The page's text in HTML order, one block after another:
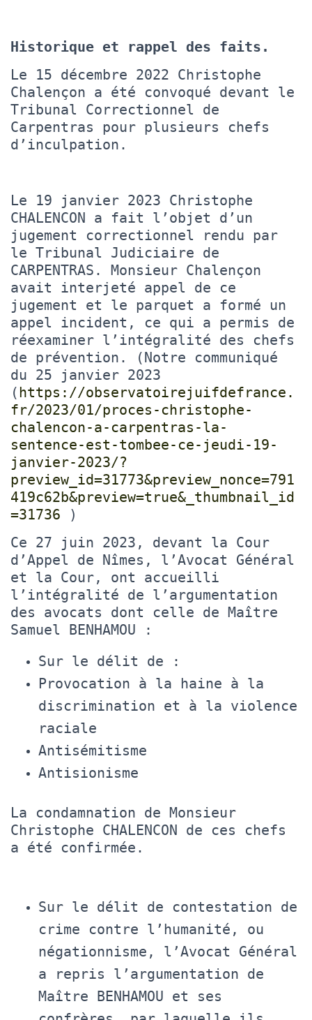
Historique et rappel des faits.
Le 15 décembre 2022 Christophe
Chalençon a été convoqué devant le
Tribunal Correctionnel de
Carpentras pour plusieurs chefs
d’inculpation.
Le 19 janvier 2023 Christophe
CHALENCON a fait l’objet d’un
jugement correctionnel rendu par
le Tribunal Judiciaire de
CARPENTRAS. Monsieur Chalençon
avait interjeté appel de ce
jugement et le parquet a formé un
appel incident, ce qui a permis de
réexaminer l’intégralité des chefs
de prévention. (Notre communiqué
du 25 janvier 2023
(https://observatoirejuifdefrance.
fr/2023/01/proces-christophe-
chalencon-a-carpentras-la-
sentence-est-tombee-ce-jeudi-19-
janvier-2023/?
preview_id=31773&preview_nonce=791
419c62b&preview=true&_thumbnail_id
=31736 )
Ce 27 juin 2023, devant la Cour
d’Appel de Nîmes, l’Avocat Général
et la Cour, ont accueilli
l’intégralité de l’argumentation
des avocats dont celle de Maître
Samuel BENHAMOU :
Sur le délit de :
Provocation à la haine à la
discrimination et à la violence
raciale
Antisémitisme
Antisionisme
La condamnation de Monsieur
Christophe CHALENCON de ces chefs
a été confirmée.
Sur le délit de contestation de
crime contre l’humanité, ou
négationnisme, l’Avocat Général
a repris l’argumentation de
Maître BENHAMOU et ses